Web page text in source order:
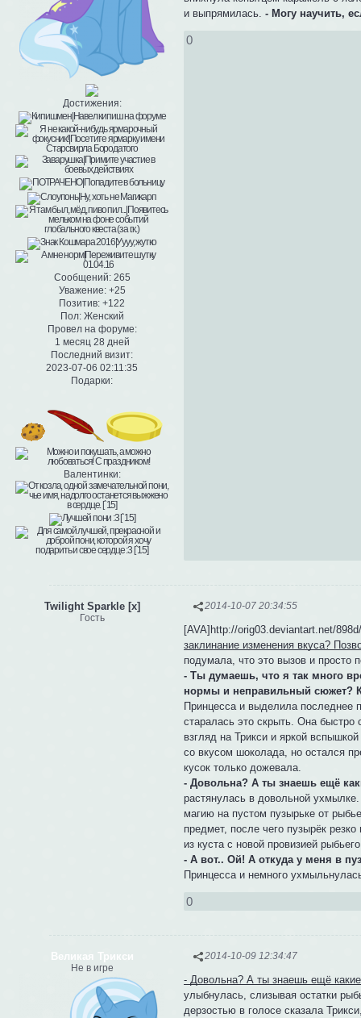
Достижения:
Сообщений:265
Уважение: +25
Позитив: +122
Пол:Женский
Провел на форуме:
1 месяц 28 дней
Последний визит:
2023-07-06 02:11:35
Подарки:
Валентинки:
и выпрямилась.- Могу научить,
0
2014-10-07 20:34:55
Twilight Sparkle [x]
Гость
[AVA]http://orig03.deviantart.net/
заклинание изменения вкуса?
подумала, что это вызов и просто
- Ты думаешь, что я так много
нормы и неправильный сюжет?
Принцесса и выделила последнее
старалась это скрыть. Она
взгляд на Трикси и яркой
со вкусом шоколада, но остался
кусок только дожевала.
- Довольна? А ты знаешь ещё
растянулась в довольной
магию на пустом пузырьке от
предмет, после чего пузырёк
из куста с новой провизией
- А вот.. Ой! А откуда у меня в
Принцесса и немного
0
2014-10-09 12:34:47
Великая Трикси
Не в игре
- Довольна? А ты знаешь ещё
улыбнулась, слизывая остатки
дерзостью в голосе сказала